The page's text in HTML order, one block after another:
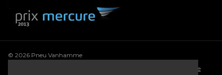
© 2026 Pneu Vanhamme
Politique